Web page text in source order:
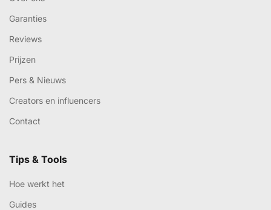
Garanties
Reviews
Prijzen
Pers & Nieuws
Creators en influencers
Contact
Tips & Tools
Hoe werkt het
Guides